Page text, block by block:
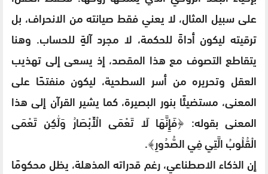
على سبيل المثال، لا يعني فقط صيانته من الانحراف، بل
ترقيته ليكون أداةً للحكمة، لا مجرد آلةٍ للحساب. وهنا
يتقاطع التصوف مع هذا المقصد، إذ يسعى إلى تهذيب
العقل وتحريره من أسر السطحية، ليكون منفتحًا على
المعنى، مستضيئًا بنور البصيرة، كما يشير القرآن إلى هذا
المعنى بقوله: ﴿فَإِنَّهَا لَا تَعْمَى الْأَبْصَارُ وَلَٰكِن تَعْمَى
الْقُلُوبُ الَّتِي فِي الصُّدُورِ﴾.
إن الذكاء الاصطناعي، رغم قدراته المذهلة، يظل محكومًا